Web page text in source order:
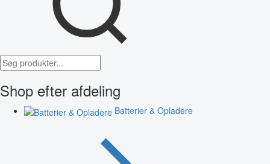
Shop efter afdeling
Batterier & Opladere